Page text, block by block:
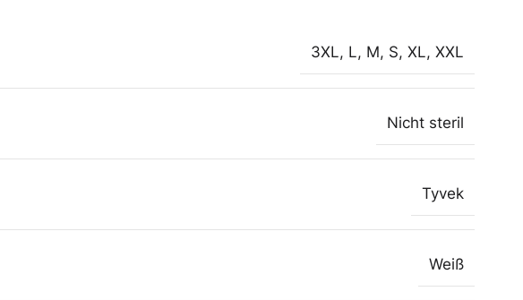
3XL, L, M, S, XL, XXL
Nicht steril
Tyvek
Weiß